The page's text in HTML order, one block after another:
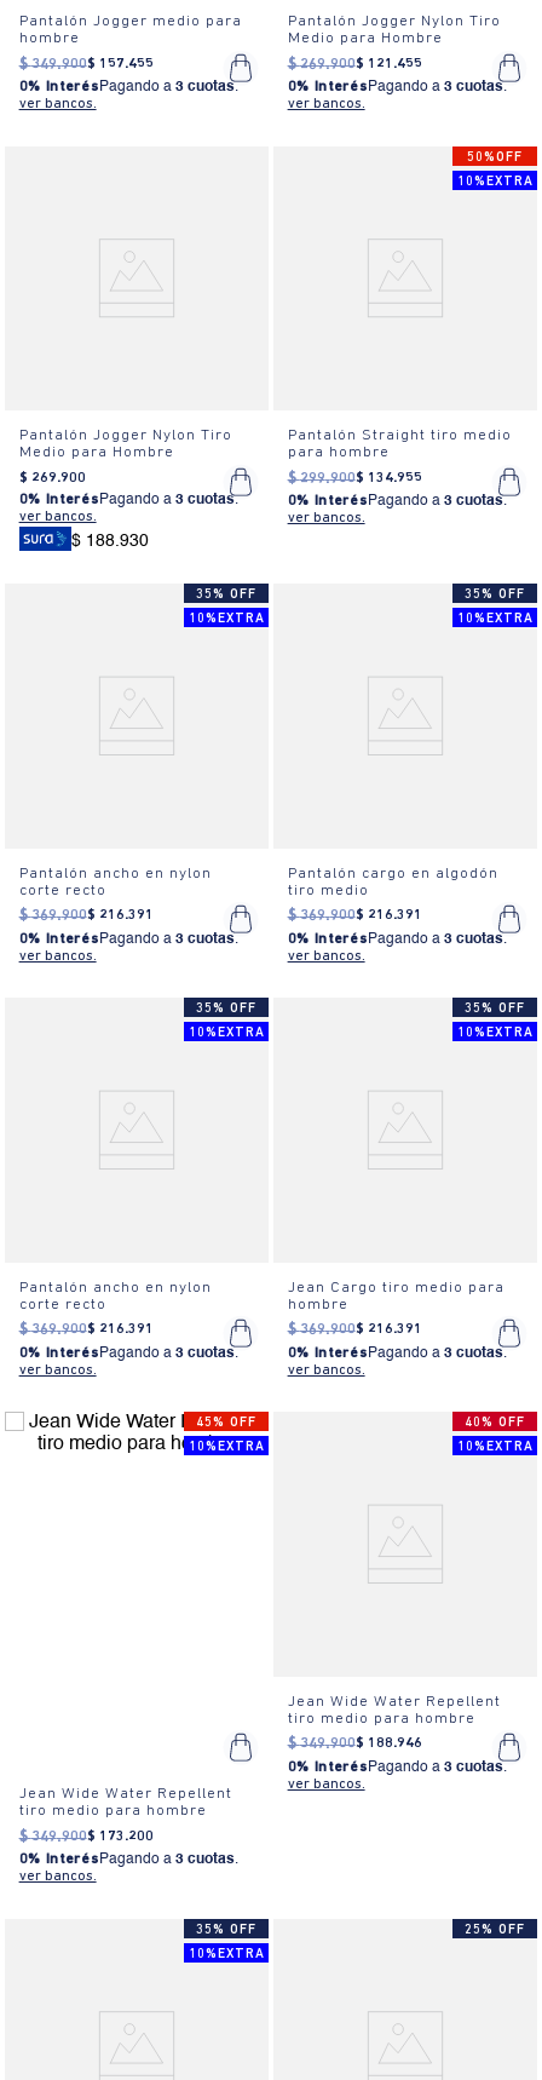
Pantalón Jogger medio para
hombre
$ 349.900$ 157.455
0% InterésPagando a 3 cuotas.
ver bancos.
Pantalón Jogger Nylon Tiro
Medio para Hombre
$ 269.900$ 121 .455
0% InterésPagando a 3 cuotas.
ver bancos.
Pantalón Jogger Nylon Tiro
Medio para Hombre
$ 269.900
0% InterésPagando a 3 cuotas.
ver bancos.
$ 188.930
50%OFF
10%EXTRA
Pantalón Straight tiro medio
para hombre
$ 299.900$ 134.955
0% InterésPagando a 3 cuotas.
ver bancos.
35% OFF
10%EXTRA
Pantalón ancho en nylon
corte recto
$ 369.900$ 216.391
0% Interés Pagando a 3 cuotas.
ver bancos.
35% OFF
10%EXTRA
Pantalón cargo en algodón
tiro medio
$ 369.900$ 216.391
0% Interés Pagando a 3 cuotas.
ver bancos.
35% OFF
10%EXTRA
Pantalón ancho en nylon
corte recto
$ 369.900$ 216.391
0% Interés Pagando a 3 cuotas.
ver bancos.
35% OFF
10%EXTRA
Jean Cargo tiro medio para
hombre
$ 369.900$ 216.391
0% Interés Pagando a 3 cuotas.
ver bancos.
45% OFF
10%EXTRA
Jean Wide Water Repellent
tiro medio para hombre
$ 349.900$ 173 .200
0% Interés Pagando a 3 cuotas.
ver bancos.
40% OFF
10%EXTRA
Jean Wide Water Repellent
tiro medio para hombre
$ 349.900$ 188.946
0% Interés Pagando a 3 cuotas.
ver bancos.
35% OFF
10%EXTRA
25% OFF